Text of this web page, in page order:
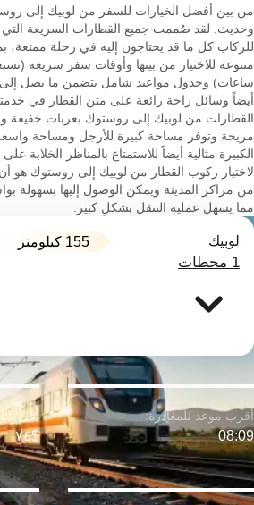
من بين أفضل الخيارات للسفر من لوبيك إلى
وحديث. لقد صُممت جميع القطارات السريعة التي
للركاب كل ما قد يحتاجون إليه في رحلة
أيضاً وسائل راحة رائعة على متن القطار في خدمتك
القطارات من لوبيك إلى روستوك بعربات خفيفة
مريحة وتوفر مساحة كبيرة للأرجل ومساحة واسعة
الكبيرة مثالية أيضاً للاستمتاع بالمناظر
لاختيار ركوب القطار من لوبيك إلى روستوك هو
من مراكز المدينة ويمكن الوصول إليها بسهولة
مما يسهل عملية التنقل بشكلٍ كبير.
لوبيك 155 كيلومتر
1 محطات
08:09 $٧٤